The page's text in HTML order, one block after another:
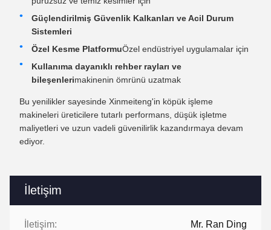
İletişim
İletişim: Mr. Ran Ding
Güçlendirilmiş Güvenlik Kalkanları ve Acil Durum
Sistemleri
Özel Kesme PlatformuÖzel endüstriyel uygulamalar için
Kullanıma dayanıklı rehber rayları ve
bileşenlerimakinenin ömrünü uzatmak
Bu yenilikler sayesinde Xinmeiteng'in köpük işleme
makineleri üreticilere tutarlı performans, düşük işletme
maliyetleri ve uzun vadeli güvenilirlik kazandırmaya devam
ediyor.